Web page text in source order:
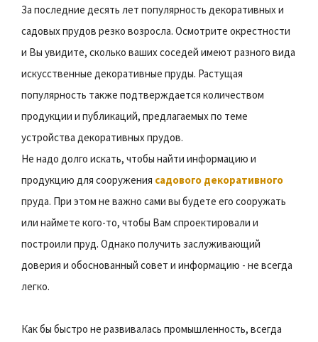
За последние десять лет популярность декоративных и
садовых прудов резко возросла. Осмотрите окрестности
и Вы увидите, сколько ваших соседей имеют разного вида
искусственные декоративные пруды. Растущая
популярность также подтверждается количеством
продукции и публикаций, предлагаемых по теме
устройства декоративных прудов.
Не надо долго искать, чтобы найти информацию и
продукцию для сооружения садового декоративного
пруда. При этом не важно сами вы будете его сооружать
или наймете кого-то, чтобы Вам спроектировали и
построили пруд. Однако получить заслуживающий
доверия и обоснованный совет и информацию - не всегда
легко.
Как бы быстро не развивалась промышленность, всегда